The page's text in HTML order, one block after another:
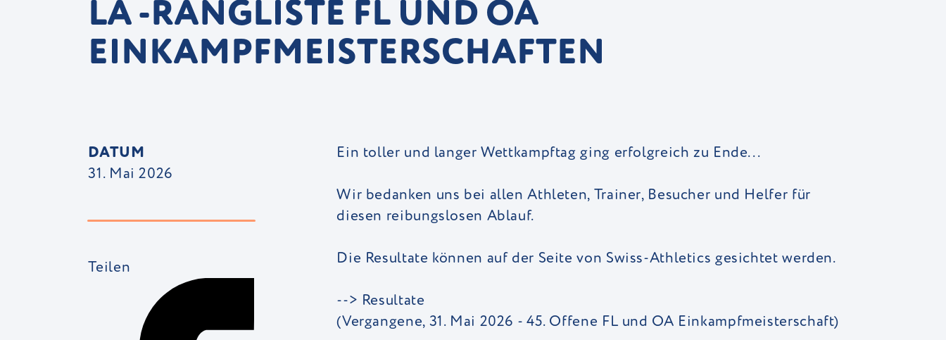
LA -RANGLISTE FL UND OA
EINKAMPFMEISTERSCHAFTEN
DATUM
31. Mai 2026
Teilen
Ein toller und langer Wettkampftag ging erfolgreich zu Ende...
Wir bedanken uns bei allen Athleten, Trainer, Besucher und Helfer für
diesen reibungslosen Ablauf.
Die Resultate können auf der Seite von Swiss-Athletics gesichtet werden.
--> Resultate
(Vergangene, 31. Mai 2026 - 45. Offene FL und OA Einkampfmeisterschaft)